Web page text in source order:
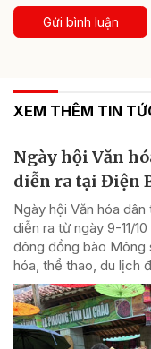
Gửi bình luận
XEM THÊM TIN
Ngày hội Văn
diễn ra tại Điện
Ngày hội Văn hóa
diễn ra từ ngày 9-11/
đông đồng bào Mông
hóa, thể thao, du lịch